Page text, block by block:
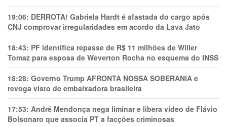
19:06: DERROTA! Gabriela Hardt é afastada do cargo após
CNJ comprovar irregularidades em acordo da Lava Jato
18:43: PF identifica repasse de R$ 11 milhões de Willer
Tomaz para esposa de Weverton Rocha no esquema do INSS
18:28: Governo Trump AFRONTA NOSSA SOBERANIA e
revoga visto de embaixadora brasileira
17:53: André Mendonça nega liminar e libera vídeo de Flávio
Bolsonaro que associa PT a facções criminosas